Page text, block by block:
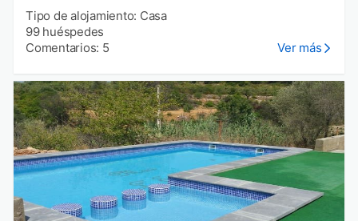
Tipo de alojamiento: Casa
99 huéspedes
Comentarios: 5
Ver más